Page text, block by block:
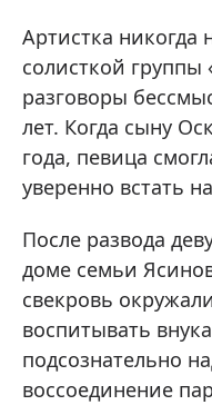
Артистка никогда
солисткой группы
разговоры
лет. Когда сыну
года, певица
уверенно встать
После развода
доме семьи
свекровь
воспитывать
подсознательно
воссоединение